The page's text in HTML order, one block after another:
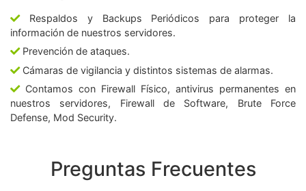
Respaldos y Backups Periódicos para proteger la
información de nuestros servidores.
Prevención de ataques.
Cámaras de vigilancia y distintos sistemas de alarmas.
Contamos con Firewall Físico, antivirus permanentes en
nuestros servidores, Firewall de Software, Brute Force
Defense, Mod Security.
Preguntas Frecuentes